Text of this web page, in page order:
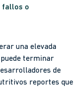
fallos o
una elevada
terminar
de
reportes que